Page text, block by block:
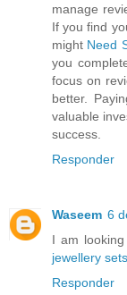
manage
If you find
might Need
you
focus on
better.
valuable
success.
Responder
Waseem 6
I am
jewellery
Responder